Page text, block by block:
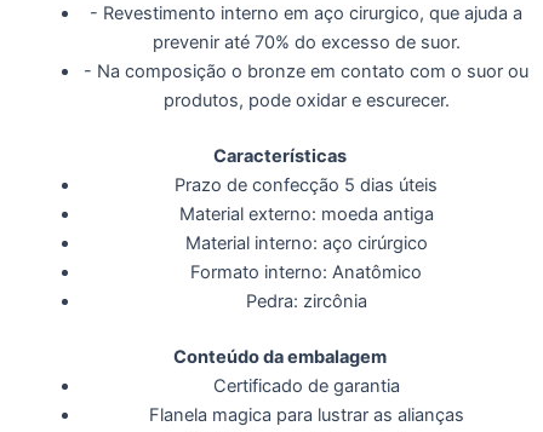
- Revestimento interno em aço cirurgico, que ajuda a
prevenir até 70% do excesso de suor.
- Na composição o bronze em contato com o suor ou
produtos, pode oxidar e escurecer.
Características
Prazo de confecção 5 dias úteis
Material externo: moeda antiga
Material interno: aço cirúrgico
Formato interno: Anatômico
Pedra: zircônia
Conteúdo da embalagem
Certificado de garantia
Flanela magica para lustrar as alianças